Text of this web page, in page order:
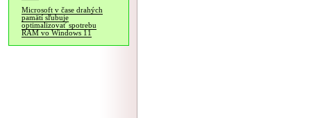
Microsoft v čase drahých
pamätí sľubuje
optimalizovať spotrebu
RAM vo Windows 11